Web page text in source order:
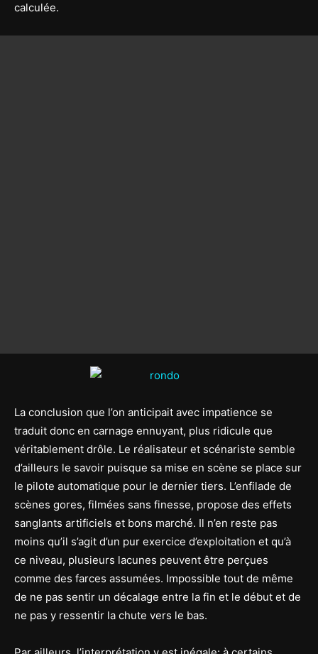
calculée.
La conclusion que l’on anticipait avec impatience se
traduit donc en carnage ennuyant, plus ridicule que
véritablement drôle. Le réalisateur et scénariste semble
d’ailleurs le savoir puisque sa mise en scène se place sur
le pilote automatique pour le dernier tiers. L’enfilade de
scènes gores, filmées sans finesse, propose des effets
sanglants artificiels et bons marché. Il n’en reste pas
moins qu’il s’agit d’un pur exercice d’exploitation et qu’à
ce niveau, plusieurs lacunes peuvent être perçues
comme des farces assumées. Impossible tout de même
de ne pas sentir un décalage entre la fin et le début et de
ne pas y ressentir la chute vers le bas.